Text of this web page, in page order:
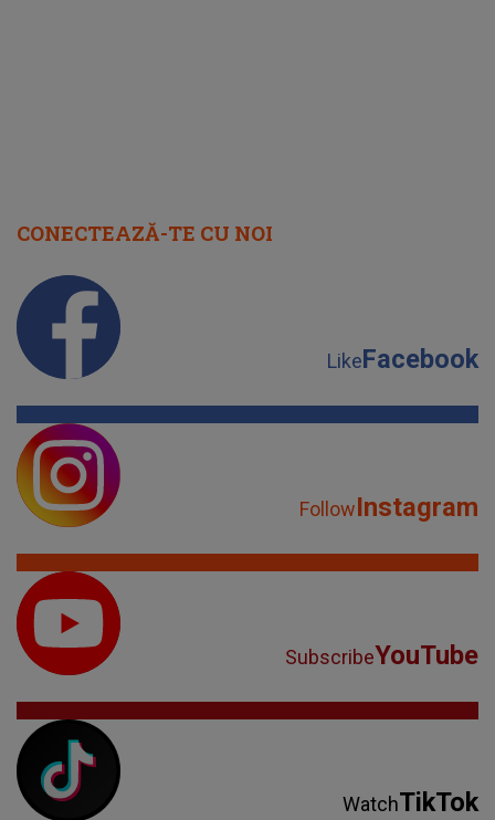
CONECTEAZĂ-TE CU NOI
LikeFacebook
FollowInstagram
SubscribeYouTube
WatchTikTok